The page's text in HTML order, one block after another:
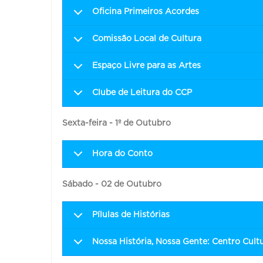
Oficina Primeiros Acordes
Comissão Local de Cultura
Espaço Livre para as Artes
Clube de Leitura do CCP
Sexta-feira - 1º de Outubro
Hora do Conto
Sábado - 02 de Outubro
Pílulas de Histórias
Nossa História, Nossa Gente: Centro